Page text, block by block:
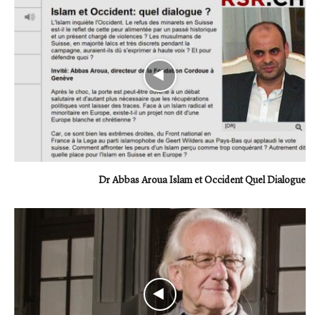
Dr Abbas Aroua Islam et Occident Quel Dialogue